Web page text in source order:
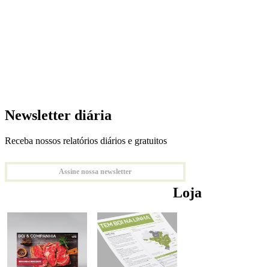
Newsletter diária
Receba nossos relatórios diários e gratuitos
Assine nossa newsletter
Loja